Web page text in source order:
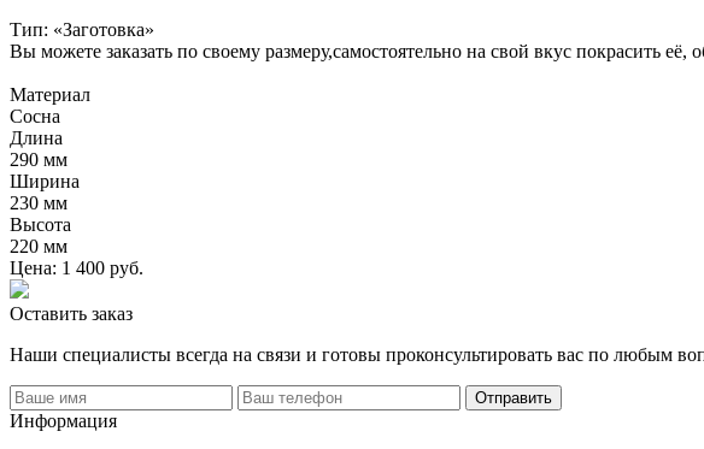
Тип: «Заготовка»
Вы можете заказать по своему размеру,самостоятельно на свой вкус покрасить
Материал
Сосна
Длина
290 мм
Ширина
230 мм
Высота
220 мм
Цена: 1 400 руб.
Оставить заказ
Наши специалисты всегда на связи и готовы проконсультировать вас по любым
Информация